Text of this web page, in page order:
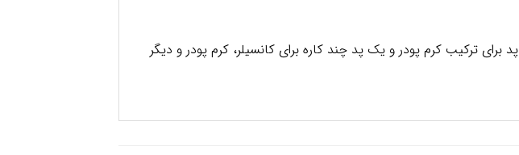
مجموعه پد آرایشی ریل تکنیکس دارای 3 پد تخم مرغی برای محو کردن کانسیلر، 2 پد برای ترکیب کرم پودر و یک پد چند کاره برای کانسیلر، کرم پودر و دیگر